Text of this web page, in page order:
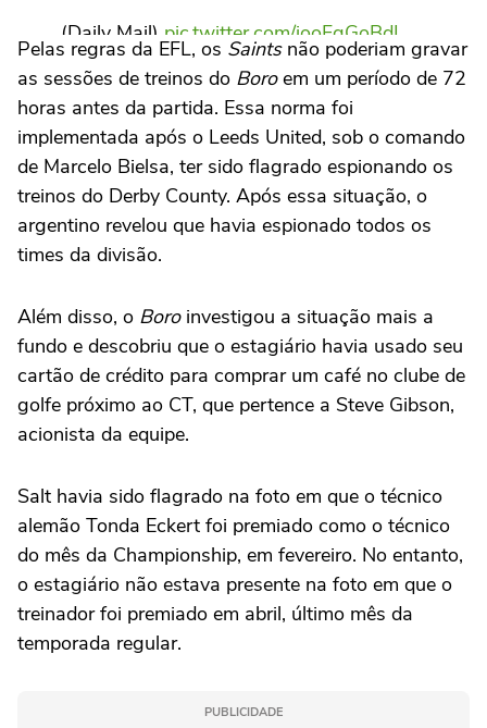
(Daily Mail) pic.twitter.com/jooFgGoBdL
— Curiosidades PL (@CuriosidadesPRL)
May 13, 2026
Pelas regras da EFL, os Saintsnão poderiam gravar
as sessões de treinos do Boroem um período de 72
horas antes da partida. Essa norma foi
implementada após o Leeds United, sob o comando
de Marcelo Bielsa, ter sido flagrado espionando os
treinos do Derby County. Após essa situação, o
argentino revelou que havia espionado todos os
times da divisão.
Além disso, o Boroinvestigou a situação mais a
fundo e descobriu que o estagiário havia usado seu
cartão de crédito para comprar um café no clube de
golfe próximo ao CT, que pertence a Steve Gibson,
acionista da equipe.
Salt havia sido flagrado na foto em que o técnico
alemão Tonda Eckert foi premiado como o técnico
do mês da Championship, em fevereiro. No entanto,
o estagiário não estava presente na foto em que o
treinador foi premiado em abril, último mês da
temporada regular.
PUBLICIDADE